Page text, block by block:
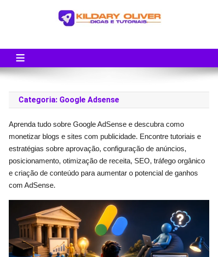
Categoria: Google Adsense
Aprenda tudo sobre Google AdSense e descubra como
monetizar blogs e sites com publicidade. Encontre tutoriais e
estratégias sobre aprovação, configuração de anúncios,
posicionamento, otimização de receita, SEO, tráfego orgânico
e criação de conteúdo para aumentar o potencial de ganhos
com AdSense.